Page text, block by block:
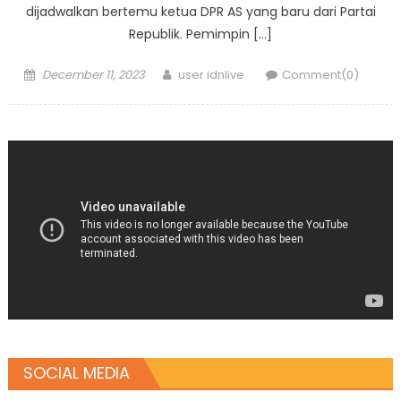
dijadwalkan bertemu ketua DPR AS yang baru dari Partai
Republik. Pemimpin […]
Posted
December 11, 2023 Author
user idnlive Comment(0)
SOCIAL MEDIA